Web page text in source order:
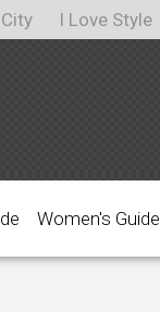
City I Love Style
Women's Guide